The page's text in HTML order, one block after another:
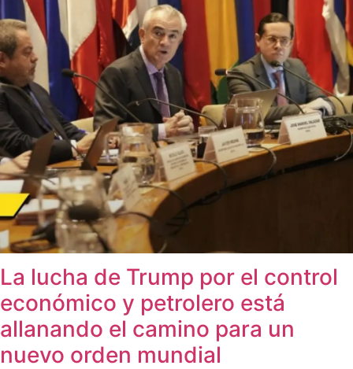
La lucha de Trump por el control
económico y petrolero está
allanando el camino para un
nuevo orden mundial